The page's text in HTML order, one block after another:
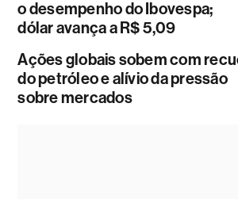
o desempenho do Ibovespa;
dólar avança a R$ 5,09
Ações globais sobem com
do petróleo e alívio da pressão
sobre mercados